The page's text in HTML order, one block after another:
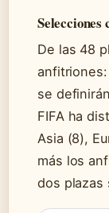
De las 48
anfitriones:
se
FIFA ha
Asia (8),
más los
dos plazas